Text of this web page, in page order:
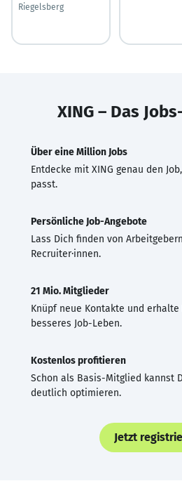
Riegelsberg
XING – Das
Über eine Million Jobs
Entdecke mit XING genau den
passt.
Persönliche Job-Angebote
Lass Dich finden von
Recruiter·innen.
21 Mio. Mitglieder
Knüpf neue Kontakte und
besseres Job-Leben.
Kostenlos profitieren
Schon als Basis-Mitglied kannst
deutlich optimieren.
Jetzt